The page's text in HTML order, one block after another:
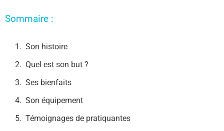
Sommaire :
Son histoire
Quel est son but ?
Ses bienfaits
Son équipement
Témoignages de pratiquantes